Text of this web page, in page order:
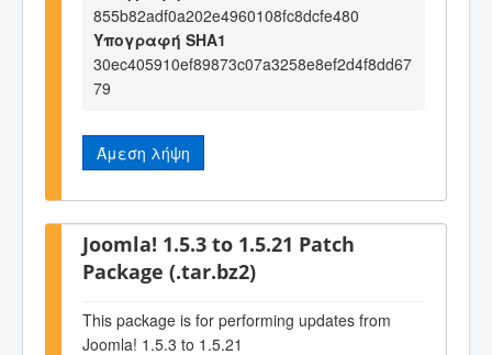
855b82adf0a202e4960108fc8dcfe480
Υπογραφή SHA1
30ec405910ef89873c07a3258e8ef2d4f8dd67
79
Άμεση λήψη
Joomla! 1.5.3 to 1.5.21 Patch
Package (.tar.bz2)
This package is for performing updates from
Joomla! 1.5.3 to 1.5.21